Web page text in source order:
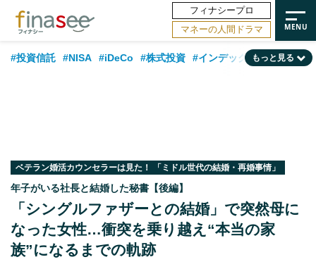
フィナシープロ
マネーの人間ドラマ
#投資信託 #NISA #iDeCo #株式投資 #インデックスファンド
#データ・調査 #資産運用業界 #海外事情 #国内株式型 #60代
もっと見る
ベテラン婚活カウンセラーは見た！ 「ミドル世代の結婚・再婚事情」
年子がいる社長と結婚した秘書【後編】
「シングルファザーとの結婚」で突然母に
なった女性…衝突を乗り越え“本当の家
族”になるまでの軌跡